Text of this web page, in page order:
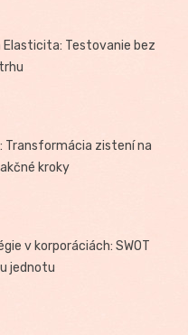
Testovanie bez
Transformácia zistení na
kroky
v korporáciách: SWOT
jednotu